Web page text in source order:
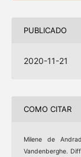
PUBLICADO
2020-11-21
COMO CITAR
Milene de
Vandenberghe.